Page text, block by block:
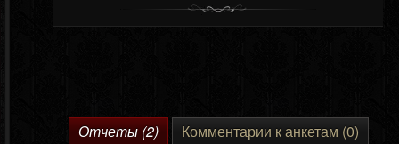
Отчеты (2)
Комментарии к анкетам (0)